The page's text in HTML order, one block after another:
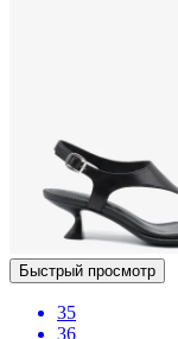
Быстрый просмотр
35
36